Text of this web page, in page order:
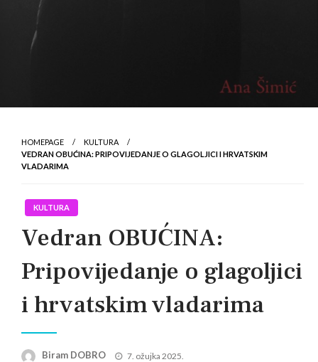
HOMEPAGE
KULTURA
VEDRAN OBUĆINA: PRIPOVIJEDANJE O GLAGOLJICI I HRVATSKIM
VLADARIMA
KULTURA
Vedran OBUĆINA:
Pripovijedanje o glagoljici
i hrvatskim vladarima
Biram DOBRO
Posted
7. ožujka 2025.